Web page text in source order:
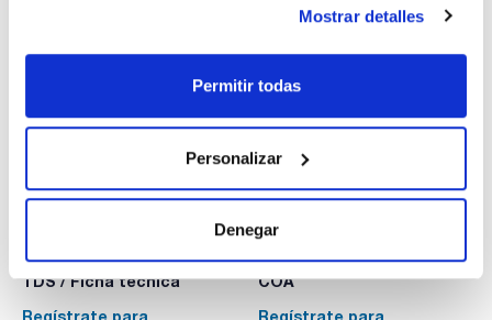
Mostrar detalles
Permitir todas
Personalizar
Denegar
Envase: x u.
Comprar
Documentación técnica
TDS / Ficha técnica
Regístrate para
COA
Regístrate para